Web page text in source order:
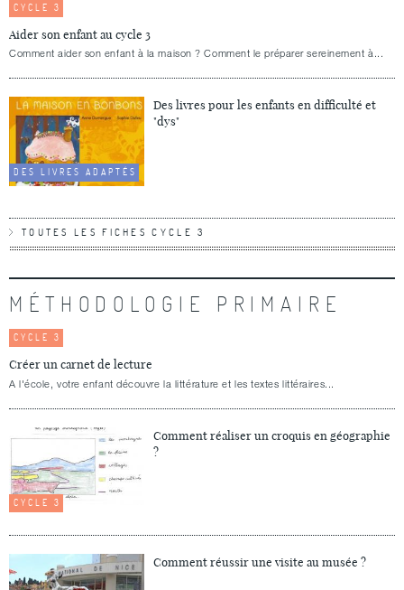
CYCLE 3
Aider son enfant au cycle 3
Comment aider son enfant à la maison ? Comment le préparer sereinement à...
DES LIVRES ADAPTÉS
Des livres pour les enfants en difficulté et
"dys"
TOUTES LES FICHES CYCLE 3
MÉTHODOLOGIE PRIMAIRE
CYCLE 3
Créer un carnet de lecture
A l'école, votre enfant découvre la littérature et les textes littéraires...
CYCLE 3
Comment réaliser un croquis en géographie
?
Comment réussir une visite au musée ?